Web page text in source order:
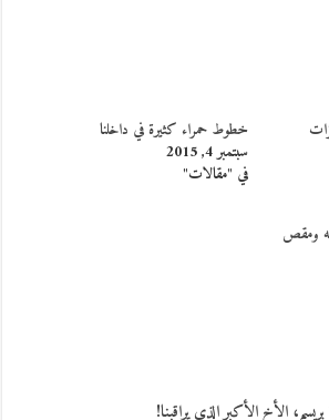
خطوط حمراء كثيرة في داخلنا
سبتمبر 4, 2015
في "مقالات"
ومقص
الأخ الأكبر الذي يراقبنا!